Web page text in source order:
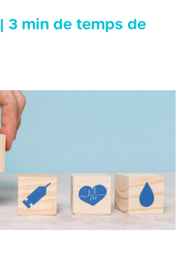
| 3 min de temps de